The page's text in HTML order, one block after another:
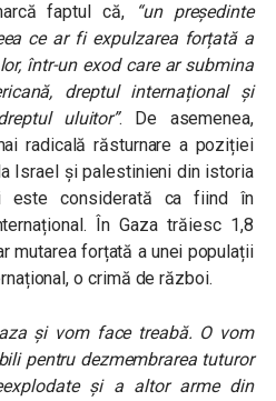
faptul că,
“un președinte
ce ar fi expulzarea forțată a
într-un exod care ar submina
dreptul internațional și
uluitor”. De asemenea,
radicală răsturnare a poziției
Israel și palestinieni din istoria
este considerată ca fiind în
În Gaza trăiesc 1,8
mutarea forțată a unei populații
o crimă de război.
și vom face treabă. O vom
pentru dezmembrarea tuturor
și a altor arme din